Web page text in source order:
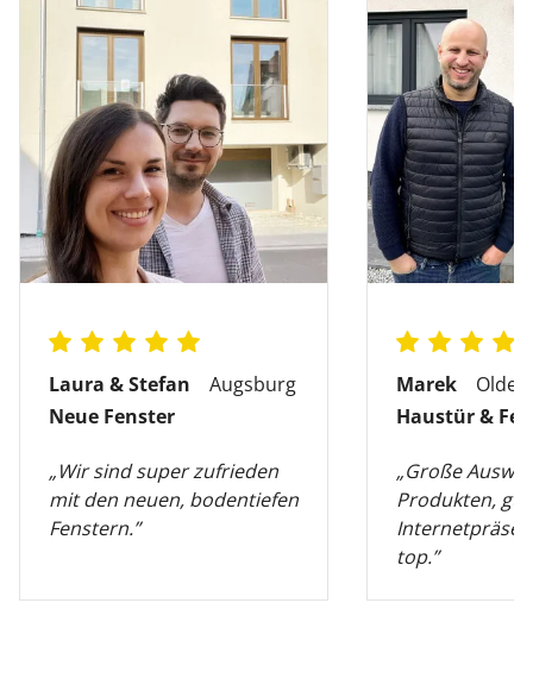
Laura & Stefan
Augsburg
Neue Fenster
„Wir sind super zufrieden
mit den neuen, bodentiefen
Fenstern.”
Marek
Haustür &
„Große
Produkten,
top.”